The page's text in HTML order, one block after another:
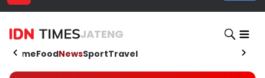
JATENG
HomeFoodNewsSportTravel